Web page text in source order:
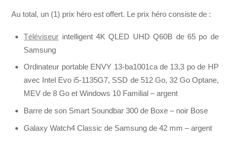
Au total, un (1) prix héro est offert. Le prix héro consiste de :
Téléviseur intelligent 4K QLED UHD Q60B de 65 po de
Samsung
Ordinateur portable ENVY 13-ba1001ca de 13,3 po de HP
avec Intel Evo i5-1135G7, SSD de 512 Go, 32 Go Optane,
MEV de 8 Go et Windows 10 Familial – argent
Barre de son Smart Soundbar 300 de Boxe – noir Bose
Galaxy Watch4 Classic de Samsung de 42 mm – argent